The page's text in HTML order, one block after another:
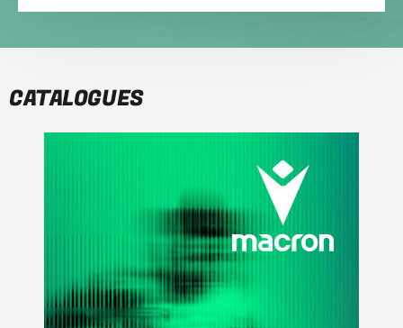
CATALOGUES